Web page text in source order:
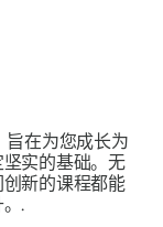
旨在为您成长为
实的基础。无
新的课程都能
.